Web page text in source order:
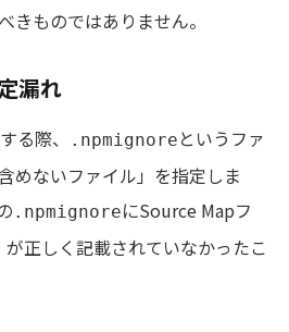
きものではありません。
漏れ
る際、 .npmignore というファ
めないファイル」を指定しま
.npmignoreにSource Mapフ
が正しく記載されていなかったこ